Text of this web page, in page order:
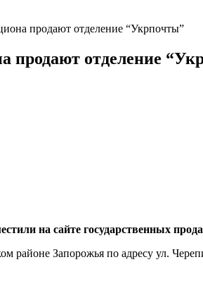
продают отделение “Укрпочты”
продают отделение
на сайте государственных
районе Запорожья по адресу ул.